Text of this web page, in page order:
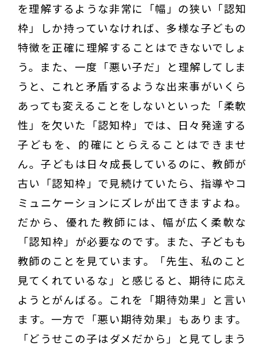
を理解するような非常に「幅」の狭い「認知
枠」しか持っていなければ、多様な子どもの
特徴を正確に理解することはできないでしょ
う。また、一度「悪い子だ」と理解してしま
うと、これと矛盾するような出来事がいくら
あっても変えることをしないといった「柔軟
性」を欠いた「認知枠」では、日々発達する
子どもを、的確にとらえることはできませ
ん。子どもは日々成長しているのに、教師が
古い「認知枠」で見続けていたら、指導やコ
ミュニケーションにズレが出てきますよね。
だから、優れた教師には、幅が広く柔軟な
「認知枠」が必要なのです。また、子どもも
教師のことを見ています。「先生、私のこと
見てくれているな」と感じると、期待に応え
ようとがんばる。これを「期待効果」と言い
ます。一方で「悪い期待効果」もあります。
「どうせこの子はダメだから」と見てしまう